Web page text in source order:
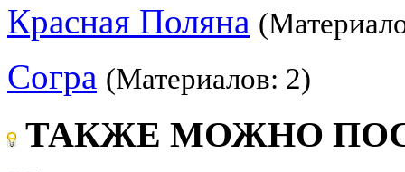
Красная Поляна
Согра (Материалов: 2)
ТАКЖЕ МОЖНО